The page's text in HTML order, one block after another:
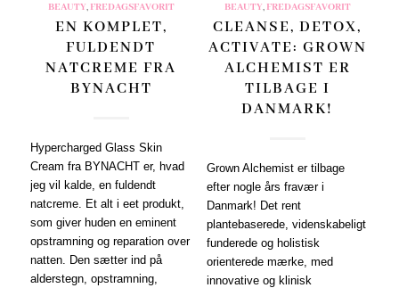
BEAUTY, FREDAGSFAVORIT
EN KOMPLET,
FULDENDT
NATCREME FRA
BYNACHT
Hypercharged Glass Skin
Cream fra BYNACHT er, hvad
jeg vil kalde, en fuldendt
natcreme. Et alt i eet produkt,
som giver huden en eminent
opstramning og reparation over
natten. Den sætter ind på
alderstegn, opstramning,
BEAUTY, FREDAGSFAVORIT
CLEANSE, DETOX,
ACTIVATE: GROWN
ALCHEMIST ER
TILBAGE I
DANMARK!
Grown Alchemist er tilbage
efter nogle års fravær i
Danmark! Det rent
plantebaserede, videnskabeligt
funderede og holistisk
orienterede mærke, med
innovative og klinisk